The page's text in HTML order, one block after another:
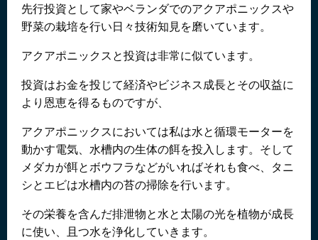
先行投資として家やベランダでのアクアポニックスや
野菜の栽培を行い日々技術知見を磨いています。
アクアポニックスと投資は非常に似ています。
投資はお金を投じて経済やビジネス成長とその収益に
より恩恵を得るものですが、
アクアポニックスにおいては私は水と循環モーターを
動かす電気、水槽内の生体の餌を投入します。そして
メダカが餌とボウフラなどがいればそれも食べ、タニ
シとエビは水槽内の苔の掃除を行います。
その栄養を含んだ排泄物と水と太陽の光を植物が成長
に使い、且つ水を浄化していきます。